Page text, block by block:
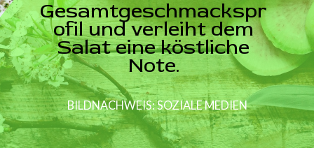
Gesamtgeschmackspr
ofil und verleiht dem
Salat eine köstliche
Note.
BILDNACHWEIS: SOZIALE MEDIEN